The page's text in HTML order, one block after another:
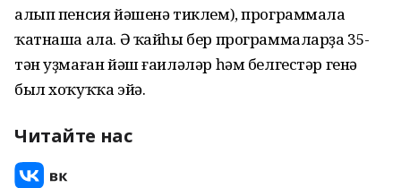
алып пенсия йәшенә тиклем), программала
ҡатнаша ала. Ә ҡайһы бер программаларҙа 35-
тән уҙмаған йәш ғаиләләр һәм белгестәр генә
был хоҡуҡҡа эйә.
Читайте нас